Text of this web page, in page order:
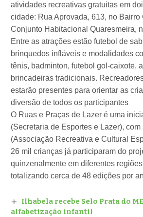
atividades recreativas gratuitas em
cidade: Rua Aprovada, 613, no Bairro
Conjunto Habitacional Quaresmeira,
Entre as atrações estão futebol de
brinquedos infláveis e modalidades
tênis, badminton, futebol gol-caixote,
brincadeiras tradicionais.
estarão presentes para orientar as
diversão de todos os participantes
O Ruas e Praças de Lazer é uma
(Secretaria de Esportes e Lazer),
(Associação Recreativa e Cultural
26 mil crianças já participaram do
quinzenalmente em diferentes
totalizando cerca de 48 edições por
Ilhabela recebe Selo Prata do
alfabetização infantil